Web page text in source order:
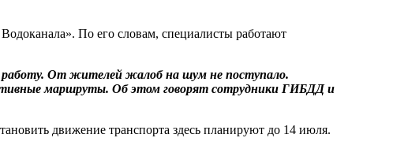
По его словам, специалисты работают
работу. От жителей жалоб на шум не поступало.
маршруты. Об этом говорят сотрудники ГИБДД и
движение транспорта здесь планируют до 14 июля.